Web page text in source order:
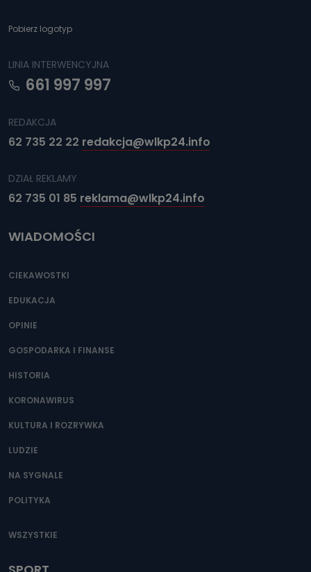
Pobierz logotyp
LINIA INTERWENCYJNA
661 997 997
REDAKCJA
62 735 22 22 redakcja@wlkp24.info
DZIAŁ REKLAMY
62 735 01 85 reklama@wlkp24.info
WIADOMOŚCI
CIEKAWOSTKI
EDUKACJA
OPINIE
GOSPODARKA I FINANSE
HISTORIA
KORONAWIRUS
KULTURA I ROZRYWKA
LUDZIE
NA SYGNALE
POLITYKA
WSZYSTKIE